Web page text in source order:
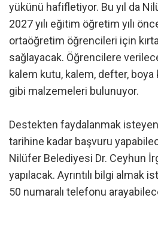
yükünü hafifletiyor. Bu yıl da
2027 yılı eğitim öğretim yılı
ortaöğretim öğrencileri için
sağlayacak. Öğrencilere
kalem kutu, kalem, defter, boya
gibi malzemeleri bulunuyor.
Destekten faydalanmak
tarihine kadar başvuru
Nilüfer Belediyesi Dr. Ceyhun
yapılacak. Ayrıntılı bilgi almak
50 numaralı telefonu